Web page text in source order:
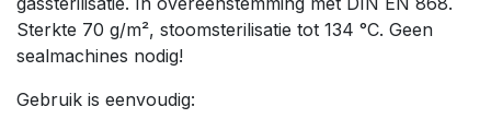
Sterkte 70 g/m², stoomsterilisatie tot 134 °C. Geen
sealmachines nodig!
Gebruik is eenvoudig: